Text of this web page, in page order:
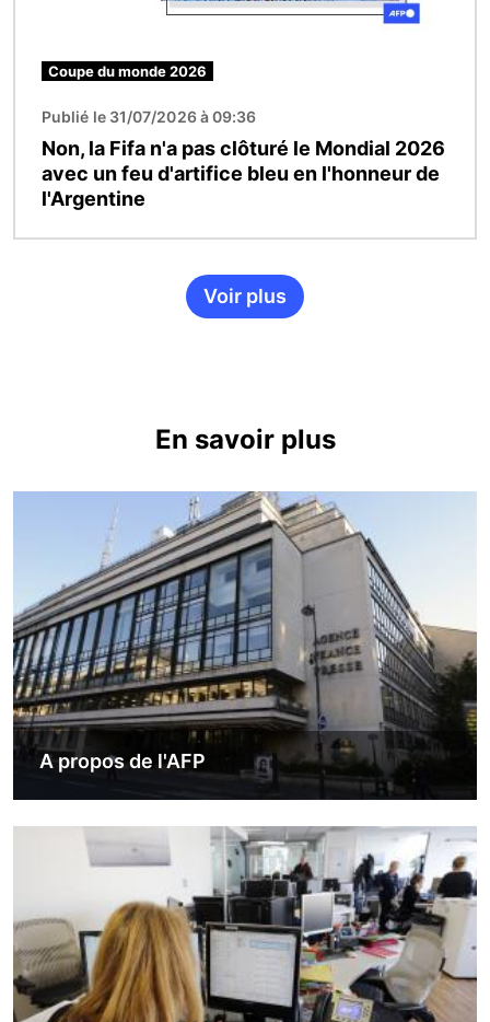
Coupe du monde 2026
Publié le 31/07/2026 à 09:36
Non, la Fifa n'a pas clôturé le Mondial 2026
avec un feu d'artifice bleu en l'honneur de
l'Argentine
Voir plus
En savoir plus
A propos de l'AFP